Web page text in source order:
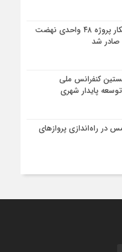
دستور بازداشت پیمانکار پروژه ۴۸ واحدی نهضت
شد
کنفرانس ملی
پایدار شهری
راه‌اندازی پروازهای